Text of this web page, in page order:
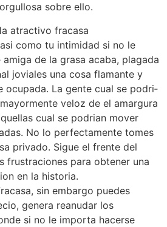
sobre ello.
atractivo fracasa
como tu intimidad si no le
de la grasa acaba, plagada
joviales una cosa flamante y
ocupada. La gente cual se podri­
veloz de el amargura
cual se podri­an mover
No lo perfectamente tomes
privado. Sigue el frente del
frustraciones para obtener una
en la historia.
sin embargo puedes
genera reanudar los
si no le importa hacerse